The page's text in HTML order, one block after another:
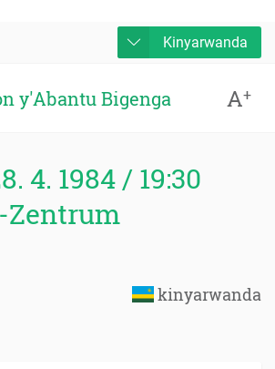
Kinyarwanda
y'Abantu Bigenga A+
4. 1984 / 19:30
kinyarwanda